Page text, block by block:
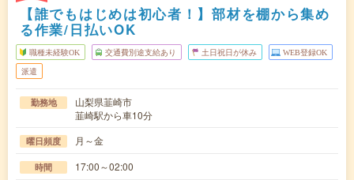
【誰でもはじめは初心者！】部材を棚から集め
る作業/日払いOK
職種未経験OK 交通費別途支給あり 土日祝日が休み WEB登録OK
派遣
勤務地
山梨県韮崎市
韮崎駅から車10分
曜日頻度 月～金
時間 17:00～02:00